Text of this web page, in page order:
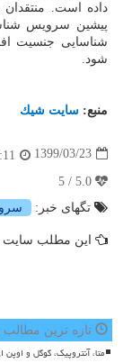
داده است. منتقدان
شناسایی جنسیت
شود.
منبع: سایت شیك
1399/03/23
تگهای خبر:
این مطلب سایت
تازه ترین
متا، آنتروپیک، گوگل و